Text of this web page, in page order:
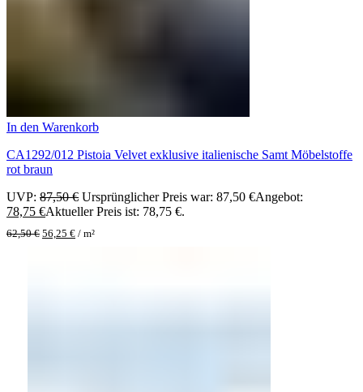
In den Warenkorb
CA1292/012 Pistoia Velvet exklusive italienische Samt Möbelstoffe
rot braun
UVP: 87,50€ Ursprünglicher Preis war: 87,50 €Angebot:
78,75 €Aktueller Preis ist: 78,75 €.
62,50€ 56,25 € / m²